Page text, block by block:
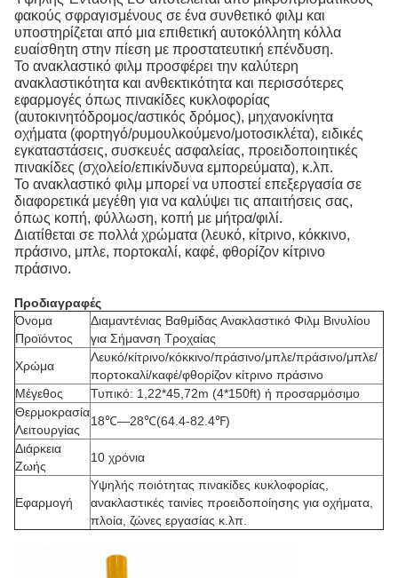
φακούς σφραγισμένους σε ένα συνθετικό φιλμ και
υποστηρίζεται από μια επιθετική αυτοκόλλητη κόλλα
ευαίσθητη στην πίεση με προστατευτική επένδυση.
Το ανακλαστικό φιλμ προσφέρει την καλύτερη
ανακλαστικότητα και ανθεκτικότητα και περισσότερες
εφαρμογές όπως πινακίδες κυκλοφορίας
(αυτοκινητόδρομος/αστικός δρόμος), μηχανοκίνητα
οχήματα (φορτηγό/ρυμουλκούμενο/μοτοσικλέτα), ειδικές
εγκαταστάσεις, συσκευές ασφαλείας, προειδοποιητικές
πινακίδες (σχολείο/επικίνδυνα εμπορεύματα), κ.λπ.
Το ανακλαστικό φιλμ μπορεί να υποστεί επεξεργασία σε
διαφορετικά μεγέθη για να καλύψει τις απαιτήσεις σας,
όπως κοπή, φύλλωση, κοπή με μήτρα/φιλί.
Διατίθεται σε πολλά χρώματα (λευκό, κίτρινο, κόκκινο,
πράσινο, μπλε, πορτοκαλί, καφέ, φθορίζον κίτρινο
πράσινο.
Προδιαγραφές
Όνομα
Προϊόντος
Διαμαντένιας Βαθμίδας Ανακλαστικό Φιλμ Βινυλίου
για Σήμανση Τροχαίας
Χρώμα
Λευκό/κίτρινο/κόκκινο/πράσινο/μπλε/πράσινο/μπλε/
πορτοκαλί/καφέ/φθορίζον κίτρινο πράσινο
Μέγεθος
Τυπικό: 1,22*45,72m (4*150ft) ή προσαρμόσιμο
Θερμοκρασία
Λειτουργίας
18℃—28℃(64.4-82.4℉)
Διάρκεια
Ζωής
10 χρόνια
Εφαρμογή
Υψηλής ποιότητας πινακίδες κυκλοφορίας,
ανακλαστικές ταινίες προειδοποίησης για οχήματα,
πλοία, ζώνες εργασίας κ.λπ.